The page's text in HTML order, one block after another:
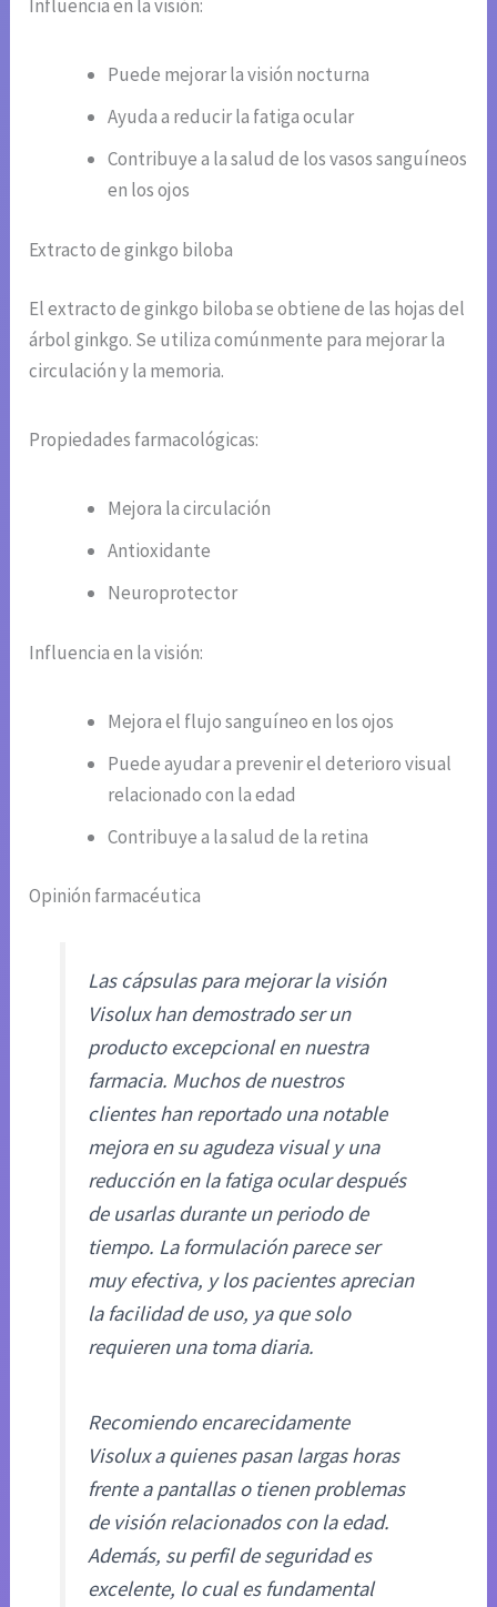
Influencia en la visión:
Puede mejorar la visión nocturna
Ayuda a reducir la fatiga ocular
Contribuye a la salud de los vasos sanguíneos
en los ojos
Extracto de ginkgo biloba
El extracto de ginkgo biloba se obtiene de las hojas del
árbol ginkgo. Se utiliza comúnmente para mejorar la
circulación y la memoria.
Propiedades farmacológicas:
Mejora la circulación
Antioxidante
Neuroprotector
Influencia en la visión:
Mejora el flujo sanguíneo en los ojos
Puede ayudar a prevenir el deterioro visual
relacionado con la edad
Contribuye a la salud de la retina
Opinión farmacéutica
Las cápsulas para mejorar la visión
Visolux han demostrado ser un
producto excepcional en nuestra
farmacia. Muchos de nuestros
clientes han reportado una notable
mejora en su agudeza visual y una
reducción en la fatiga ocular después
de usarlas durante un periodo de
tiempo. La formulación parece ser
muy efectiva, y los pacientes aprecian
la facilidad de uso, ya que solo
requieren una toma diaria.
Recomiendo encarecidamente
Visolux a quienes pasan largas horas
frente a pantallas o tienen problemas
de visión relacionados con la edad.
Además, su perfil de seguridad es
excelente, lo cual es fundamental